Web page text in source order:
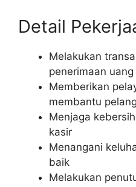
Detail
Melakukan
penerimaan uang
Memberikan
membantu
Menjaga
kasir
Menangani
baik
Melakukan